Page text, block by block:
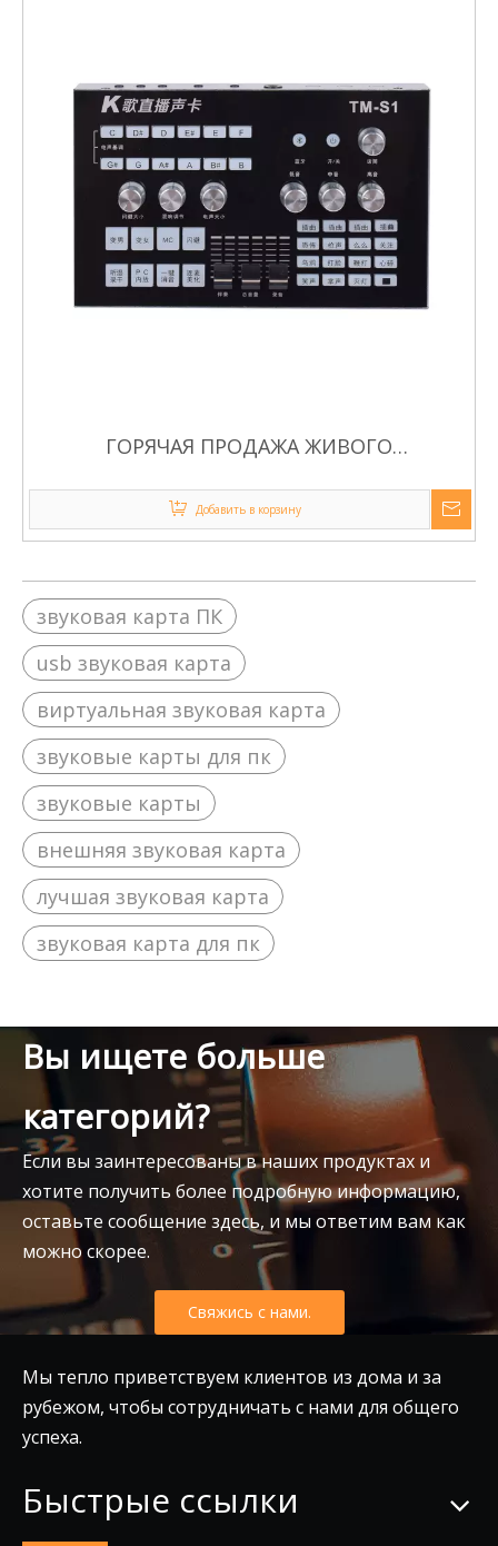
ГОРЯЧАЯ ПРОДАЖА ЖИВОГО
CARD
Добавить в корзину
звуковая карта ПК
usb звуковая карта
виртуальная звуковая карта
звуковые карты для пк
звуковые карты
внешняя звуковая карта
лучшая звуковая карта
звуковая карта для пк
Вы ищете больше
категорий?
Если вы заинтересованы в наших продуктах и
хотите получить более подробную информацию,
оставьте сообщение здесь, и мы ответим вам как
можно скорее.
Свяжись с нами.
Мы тепло приветствуем клиентов из дома и за
рубежом, чтобы сотрудничать с нами для общего
успеха.
Быстрые ссылки